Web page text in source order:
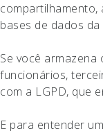
compartilhamento,
bases de dados da
Se você
funcionários,
com a LGPD, que
E para entender